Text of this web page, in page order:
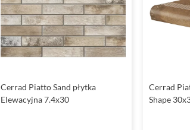
Cerrad Piatto Sand płytka
Elewacyjna 7.4x30
Cerrad
Shape